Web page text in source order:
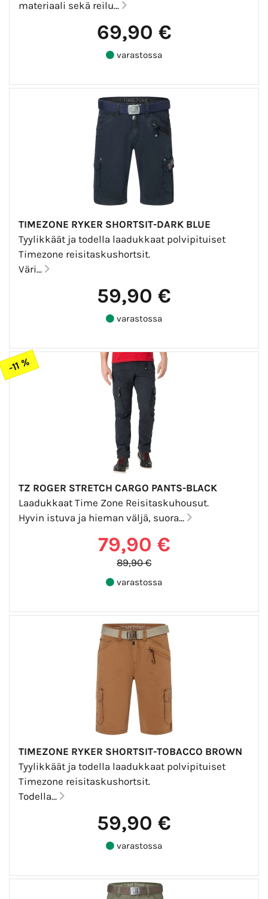
materiaali sekä reilu...
69,90 €
varastossa
TIMEZONE RYKER SHORTSIT-DARK BLUE
Tyylikkäät ja todella laadukkaat polvipituiset
Timezone reisitaskushortsit.
Väri...
59,90 €
varastossa
-11 %
TZ ROGER STRETCH CARGO PANTS-BLACK
Laadukkaat Time Zone Reisitaskuhousut.
Hyvin istuva ja hieman väljä, suora...
79,90 €
89,90 €
varastossa
TIMEZONE RYKER SHORTSIT-TOBACCO BROWN
Tyylikkäät ja todella laadukkaat polvipituiset
Timezone reisitaskushortsit.
Todella...
59,90 €
varastossa